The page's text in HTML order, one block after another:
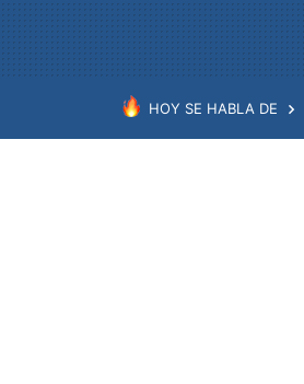
HOY SE HABLA DE